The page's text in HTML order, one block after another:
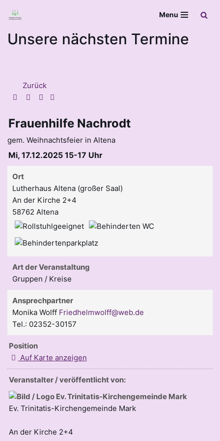
Inhalt
Menu
Unsere nächsten Termine
Zurück
Frauenhilfe Nachrodt
gem. Weihnachtsfeier in Altena
Mi, 17.12.2025 15-17 Uhr
Ort
Lutherhaus Altena (großer Saal)
An der Kirche 2+4
58762 Altena
Art der Veranstaltung
Gruppen / Kreise
Ansprechpartner
Monika Wolff Friedhelmwolff@web.de
Tel.: 02352-30157
Position
Auf Karte anzeigen
Veranstalter / veröffentlicht von:
Ev. Trinitatis-Kirchengemeinde Mark
An der Kirche 2+4